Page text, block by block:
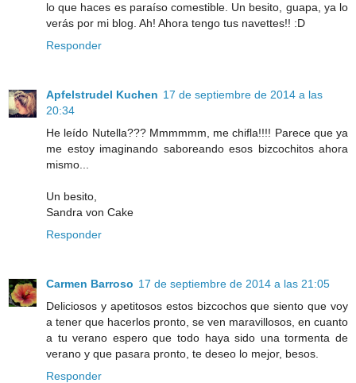
lo que haces es paraíso comestible. Un besito, guapa, ya lo
verás por mi blog. Ah! Ahora tengo tus navettes!! :D
Responder
Apfelstrudel Kuchen 17 de septiembre de 2014 a las
20:34
He leído Nutella??? Mmmmmm, me chifla!!!! Parece que ya
me estoy imaginando saboreando esos bizcochitos ahora
mismo...
Un besito,
Sandra von Cake
Responder
Carmen Barroso 17 de septiembre de 2014 a las 21:05
Deliciosos y apetitosos estos bizcochos que siento que voy
a tener que hacerlos pronto, se ven maravillosos, en cuanto
a tu verano espero que todo haya sido una tormenta de
verano y que pasara pronto, te deseo lo mejor, besos.
Responder